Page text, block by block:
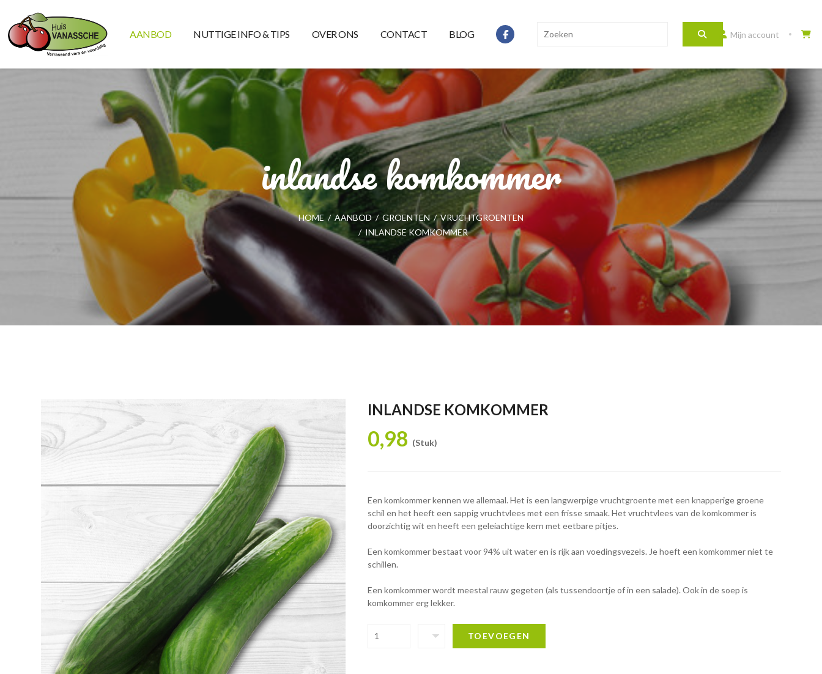
AANBOD NUTTIGE INFO & TIPS OVER ONS CONTACT BLOG Mijn account
inlandse komkommer
HOME / AANBOD / GROENTEN / VRUCHTGROENTEN
/ INLANDSE KOMKOMMER
INLANDSE KOMKOMMER
0,98 (Stuk)
Een komkommer kennen we allemaal. Het is een langwerpige vruchtgroente met een knapperige groene
schil en het heeft een sappig vruchtvlees met een frisse smaak. Het vruchtvlees van de komkommer is
doorzichtig wit en heeft een geleiachtige kern met eetbare pitjes.
Een komkommer bestaat voor 94% uit water en is rijk aan voedingsvezels. Je hoeft een komkommer niet te
schillen.
Een komkommer wordt meestal rauw gegeten (als tussendoortje of in een salade). Ook in de soep is
komkommer erg lekker.
TOEVOEGEN